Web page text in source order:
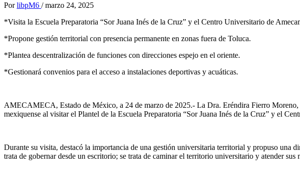
Por libpM6 / marzo 24, 2025
*Visita la Escuela Preparatoria “Sor Juana Inés de la Cruz” y el Centro Universitario de
*Propone gestión territorial con presencia permanente en zonas fuera de Toluca.
*Plantea descentralización de funciones con direcciones espejo en el oriente.
*Gestionará convenios para el acceso a instalaciones deportivas y acuáticas.
AMECAMECA, Estado de México, a 24 de marzo de 2025.- La Dra. Eréndira Fierro
mexiquense al visitar el Plantel de la Escuela Preparatoria “Sor Juana Inés de la Cruz” y el
Durante su visita, destacó la importancia de una gestión universitaria territorial y propuso una
trata de gobernar desde un escritorio; se trata de caminar el territorio universitario y atender sus